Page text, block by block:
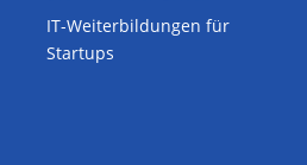
IT-Weiterbildungen für
Startups